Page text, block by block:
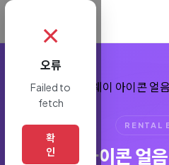
RENTAL
코웨이 아이콘 얼
✗
오류
Failed to
fetch
확
인